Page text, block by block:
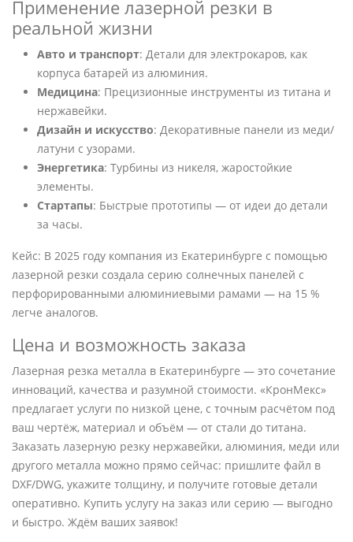
Применение лазерной резки в
реальной жизни
Авто и транспорт: Детали для электрокаров, как
корпуса батарей из алюминия.
Медицина: Прецизионные инструменты из титана и
нержавейки.
Дизайн и искусство: Декоративные панели из меди/
латуни с узорами.
Энергетика: Турбины из никеля, жаростойкие
элементы.
Стартапы: Быстрые прототипы — от идеи до детали
за часы.
Кейс: В 2025 году компания из Екатеринбурге с помощью
лазерной резки создала серию солнечных панелей с
перфорированными алюминиевыми рамами — на 15 %
легче аналогов.
Цена и возможность заказа
Лазерная резка металла в Екатеринбурге — это сочетание
инноваций, качества и разумной стоимости. «КронМекс»
предлагает услуги по низкой цене, с точным расчётом под
ваш чертёж, материал и объём — от стали до титана.
Заказать лазерную резку нержавейки, алюминия, меди или
другого металла можно прямо сейчас: пришлите файл в
DXF/DWG, укажите толщину, и получите готовые детали
оперативно. Купить услугу на заказ или серию — выгодно
и быстро. Ждём ваших заявок!